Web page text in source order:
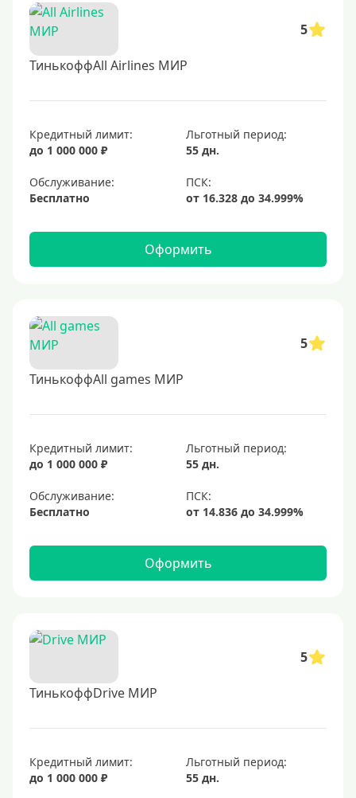
5
ТинькоффAll Airlines МИР
Кредитный лимит:
до 1 000 000 ₽
Льготный период:
55 дн.
Обслуживание:
Бесплатно
Оформить
5
ТинькоффAll games МИР
Кредитный лимит:
до 1 000 000 ₽
Льготный период:
55 дн.
Обслуживание:
Бесплатно
Оформить
5
ТинькоффDrive МИР
Кредитный лимит:
до 1 000 000 ₽
Льготный период:
55 дн.